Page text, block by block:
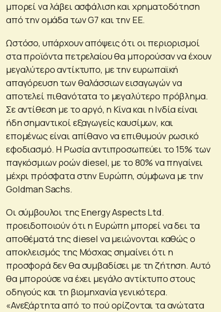
μπορεί να λάβει ασφάλιση και χρηματοδότηση
από την ομάδα των G7 και την ΕΕ.
Ωστόσο, υπάρχουν απόψεις ότι οι περιορισμοί
στα προϊόντα πετρελαίου θα μπορούσαν να έχουν
μεγαλύτερο αντίκτυπο, με την ευρωπαϊκή
απαγόρευση των θαλάσσιων εισαγωγών να
αποτελεί πιθανότατα το μεγαλύτερο πρόβλημα.
Σε αντίθεση με το αργό, η Κίνα και η Ινδία είναι
ήδη σημαντικοί εξαγωγείς καυσίμων, και
επομένως είναι απίθανο να επιθυμούν ρωσικό
εφοδιασμό. Η Ρωσία αντιπροσωπεύει το 15% των
παγκόσμιων ροών diesel, με το 80% να πηγαίνει
μέχρι πρόσφατα στην Ευρώπη, σύμφωνα με την
Goldman Sachs.
Οι σύμβουλοι της Energy Aspects Ltd.
προειδοποιούν ότι η Ευρώπη μπορεί να δει τα
αποθέματά της diesel να μειώνονται καθώς ο
αποκλεισμός της Μόσχας σημαίνει ότι η
προσφορά δεν θα συμβαδίσει με τη ζήτηση. Αυτό
θα μπορούσε να έχει μεγάλο αντίκτυπο στους
οδηγούς και τη βιομηχανία γενικότερα.
«Ανεξάρτητα από το πού ορίζονται τα ανώτατα